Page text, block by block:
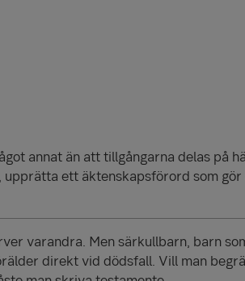
annat än att tillgångarna delas på
upprätta ett äktenskapsförord som gör
varandra. Men särkullbarn, barn
direkt vid dödsfall. Vill man